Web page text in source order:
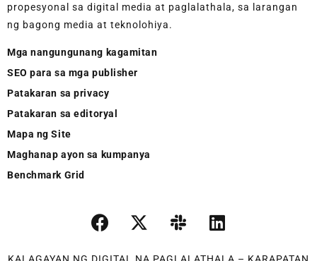
propesyonal sa digital media at paglalathala, sa larangan
ng bagong media at teknolohiya.
Mga nangungunang kagamitan
SEO para sa mga publisher
Patakaran sa privacy
Patakaran sa editoryal
Mapa ng Site
Maghanap ayon sa kumpanya
Benchmark Grid
KALAGAYAN NG DIGITAL NA PAGLALATHALA – KARAPATAN